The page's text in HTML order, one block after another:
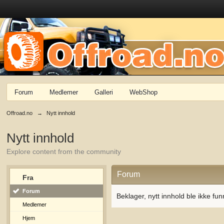
Forum Medlemer Galleri WebShop
Offroad.no → Nytt innhold
Nytt innhold
Explore content from the community
Fra
Forum
Medlemer
Hjem
Forum
Beklager, nytt innhold ble ikke